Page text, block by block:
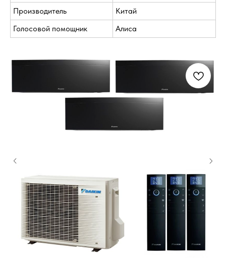
Производитель
Китай
Голосовой помощник
Алиса